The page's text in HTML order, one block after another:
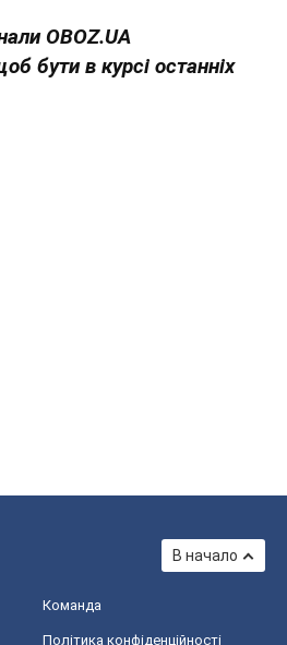
OBOZ.UA
бути в курсі останніх
В начало
Команда
Політика конфіденційності